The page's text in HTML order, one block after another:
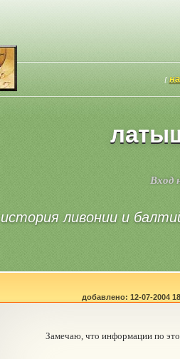
[
Вход
история ливонии и
добавлено: 12-07-2004
Замечаю, что информации по